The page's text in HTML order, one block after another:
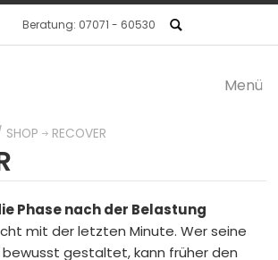
Beratung: 07071 - 60530
Menü
RECOVER
Phase nach der Belastung
mit der letzten Minute. Wer seine
bewusst gestaltet, kann früher den